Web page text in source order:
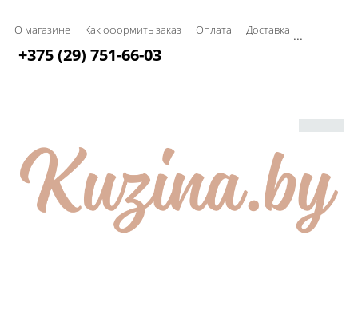
О магазине Как оформить заказ Оплата Доставка ...
+375 (29) 751-66-03